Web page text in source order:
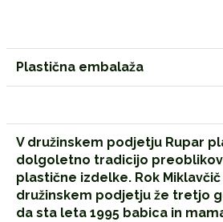
Plastična embalaža
V družinskem podjetju Rupar
dolgoletno tradicijo
plastične izdelke. Rok
družinskem podjetju že tretjo
da sta leta 1995 babica in